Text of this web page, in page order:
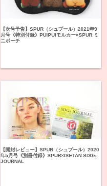
【次号予告】SPUR（シュプール）2021年9
月号《特別付録》PUIPUIモルカー×SPUR ミ
ニポーチ
【開封レビュー】SPUR（シュプール）2020
年5月号《別冊付録》SPUR×ISETAN SDGs
JOURNAL